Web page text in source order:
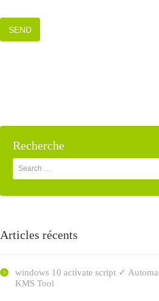
Recherche
Articles récents
windows 10 activate script ✓
KMS Tool